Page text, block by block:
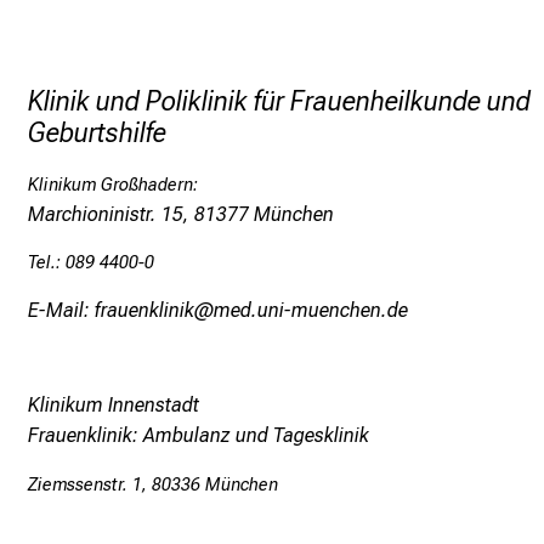
therapy, and clonal evolution during
particular interest, as well as its
As a member of consortium OVA
models”) ( ERA PerMed, Funding
and characterize hallmarks of PARP
Klinik und Poliklinik für Frauenheilkunde und
Geburtshilfe
Klinikum Großhadern:
Marchioninistr. 15, 81377 München
Tel.: 089 4400-0
E-Mail: frauenklinik@med.uni-muenchen.de
Klinikum Innenstadt
Frauenklinik: Ambulanz und Tagesklinik
Ziemssenstr. 1, 80336 München